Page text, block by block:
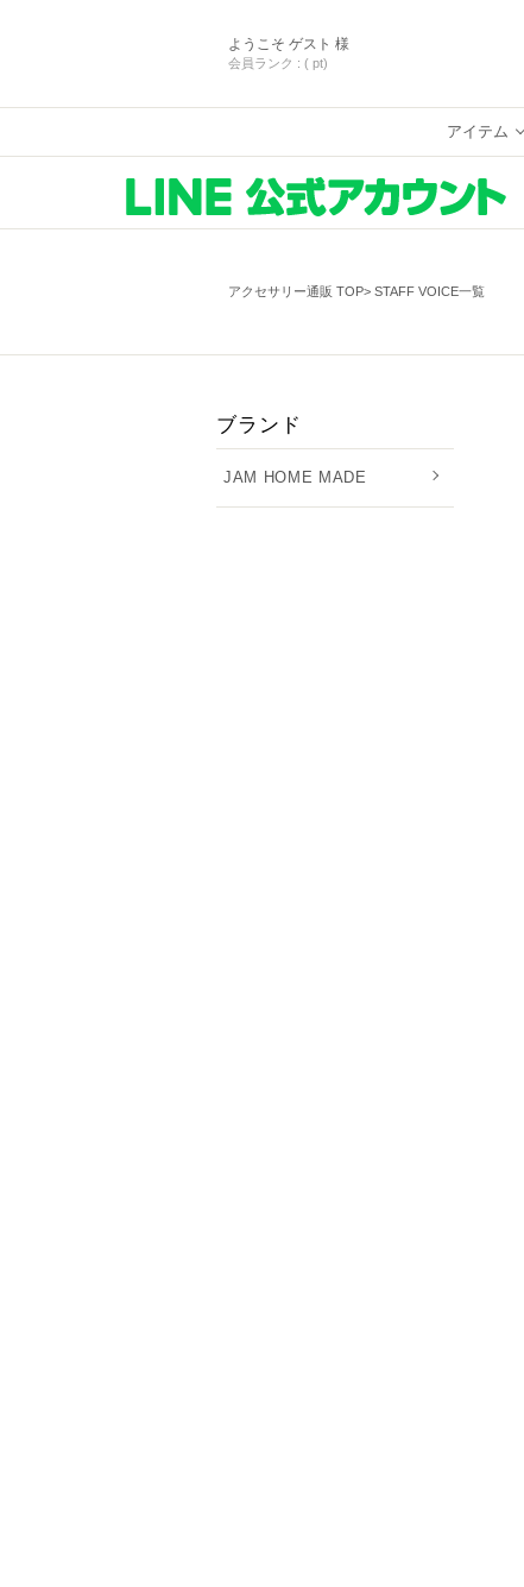
ようこそ ゲスト 様
会員ランク : ( pt)
アイテム
アクセサリー通販 TOP STAFF VOICE一覧
ブランド
JAM HOME MADE